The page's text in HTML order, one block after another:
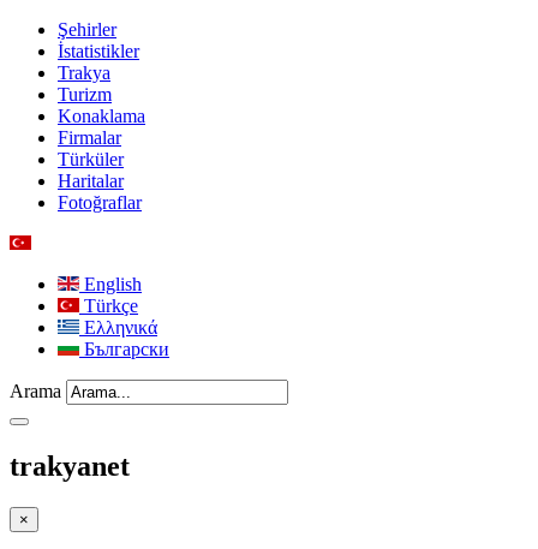
Şehirler
İstatistikler
Trakya
Turizm
Konaklama
Firmalar
Türküler
Haritalar
Fotoğraflar
English
Türkçe
Ελληνικά
Български
Arama
trakyanet
×